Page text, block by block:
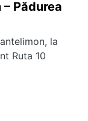
Pădurea
la
Ruta 10